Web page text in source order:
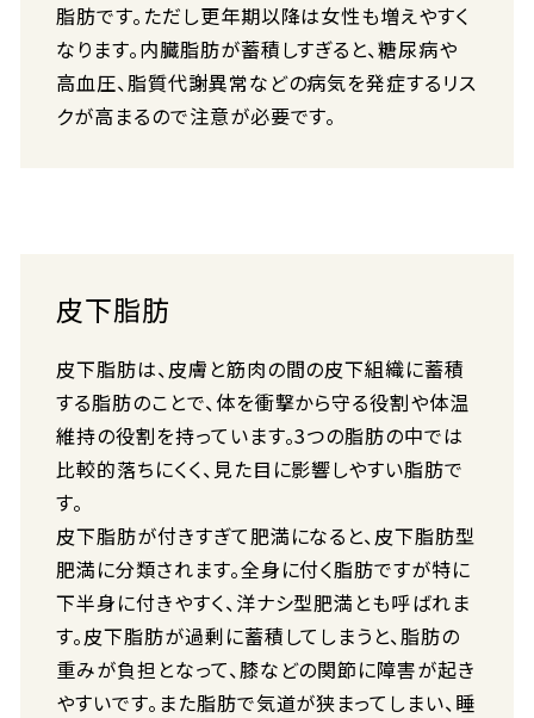
脂肪です。ただし更年期以降は女性も増えやすく
なります。内臓脂肪が蓄積しすぎると、糖尿病や
高血圧、脂質代謝異常などの病気を発症するリス
クが高まるので注意が必要です。
皮下脂肪
皮下脂肪は、皮膚と筋肉の間の皮下組織に蓄積
する脂肪のことで、体を衝撃から守る役割や体温
維持の役割を持っています。3つの脂肪の中では
比較的落ちにくく、見た目に影響しやすい脂肪で
す。
皮下脂肪が付きすぎて肥満になると、皮下脂肪型
肥満に分類されます。全身に付く脂肪ですが特に
下半身に付きやすく、洋ナシ型肥満とも呼ばれま
す。皮下脂肪が過剰に蓄積してしまうと、脂肪の
重みが負担となって、膝などの関節に障害が起き
やすいです。また脂肪で気道が狭まってしまい、睡